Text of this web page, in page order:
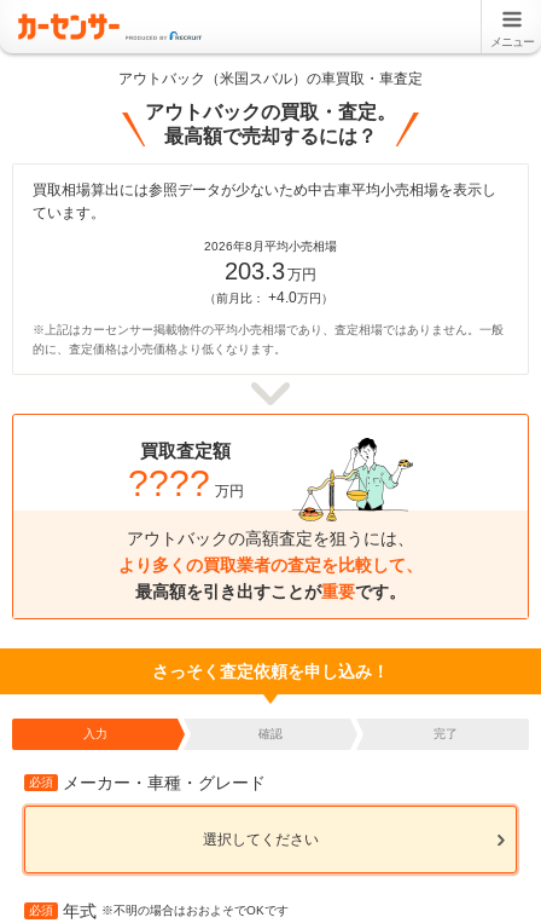
メニュー
アウトバック（米国スバル）の車買取・車査定
アウトバックの買取・査定。
最高額で売却するには？
買取相場算出には参照データが少ないため中古車平均小売相場を表示し
ています。
2026年8月平均小売相場
203.3万円
（前月比： +4.0万円）
※上記はカーセンサー掲載物件の平均小売相場であり、査定相場ではありません。一般
的に、査定価格は小売価格より低くなります。
買取査定額
???? 万円
アウトバックの高額査定を狙うには、
より多くの買取業者の査定を比較して、
最高額を引き出すことが重要です。
さっそく査定依頼を申し込み！
入力 確認 完了
必須 メーカー・車種・グレード
選択してください
必須 年式 ※不明の場合はおおよそでOKです